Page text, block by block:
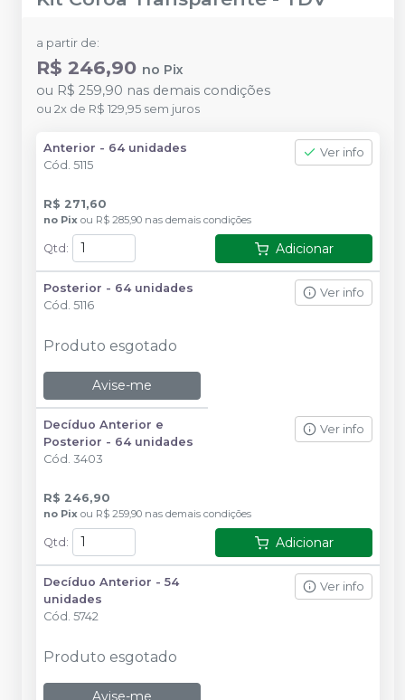
a partir de:
R$ 246,90 no Pix
ou R$ 259,90 nas demais condições
ou 2x de R$ 129,95 sem juros
Anterior - 64 unidades
Cód. 5115
Ver info
R$ 271,60
no Pix ou R$ 285,90 nas demais condições
Qtd : Adicionar
Posterior - 64 unidades
Cód. 5116
Ver info
Produto esgotado
Avise-me
Decíduo Anterior e
Posterior - 64 unidades
Cód. 3403
Ver info
R$ 246,90
no Pix ou R$ 259,90 nas demais condições
Qtd : Adicionar
Decíduo Anterior - 54
unidades
Cód. 5742
Ver info
Produto esgotado
Avise-me